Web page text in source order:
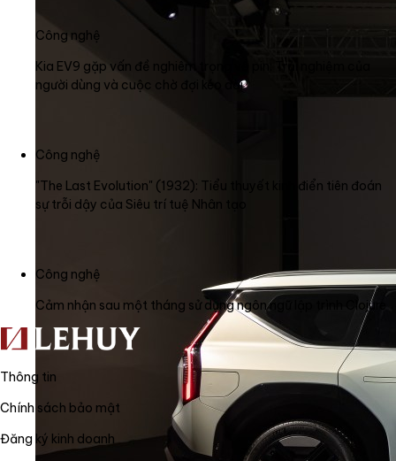
Công nghệ
Kia EV9 gặp vấn đề nghiêm trọng về pin: Trải nghiệm của
người dùng và cuộc chờ đợi kéo dài
Công nghệ
"The Last Evolution" (1932): Tiểu thuyết kinh điển tiên đoán
sự trỗi dậy của Siêu trí tuệ Nhân tạo
Công nghệ
Cảm nhận sau một tháng sử dụng ngôn ngữ lập trình Clojure
Thông tin
Chính sách bảo mật
Đăng ký kinh doanh